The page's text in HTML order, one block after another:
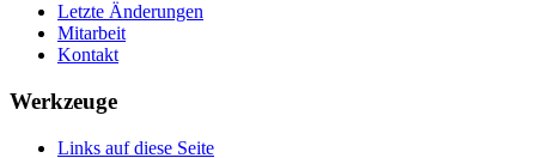
Letzte Änderungen
Mitarbeit
Kontakt
Werkzeuge
Links auf diese Seite